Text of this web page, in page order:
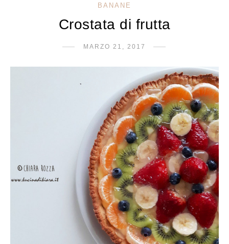
BANANE
Crostata di frutta
MARZO 21, 2017